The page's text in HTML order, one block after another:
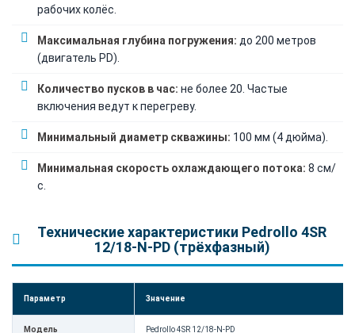
рабочих колёс.
Максимальная глубина погружения: до 200 метров
(двигатель PD).
Количество пусков в час: не более 20. Частые
включения ведут к перегреву.
Минимальный диаметр скважины: 100 мм (4 дюйма).
Минимальная скорость охлаждающего потока: 8 см/
с.
Технические характеристики Pedrollo 4SR
12/18-N-PD (трёхфазный)
Параметр Значение
Модель Pedrollo 4SR 12/18-N-PD